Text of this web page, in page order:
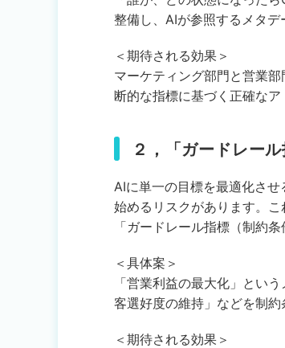
整備し、AIが参照するメタデ
＜期待される効果＞
マーケティング部門と営業
断的な指標に基づく正確なア
２，「ガードレー
AIに単一の目標を最適化さ
始めるリスクがあります。
「ガードレール指標（制約
＜具体案＞
「営業利益の最大化」とい
客選好度の維持」などを制約
＜期待される効果＞